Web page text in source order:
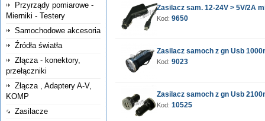
Przyrządy pomiarowe -
Mierniki - Testery
Samochodowe akcesoria
Źródła światła
Złącza - konektory,
przełączniki
Złącza , Adaptery A-V,
KOMP
Zasilacze
Zasilacz sam. 12-24V > 5V/2A
Kod: 9650
Zasilacz samoch z gn Usb
Kod: 9023
Zasilacz samoch z gn Usb
Kod: 10525